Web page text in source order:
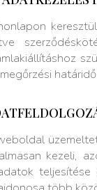
kezeli,
teljesítése